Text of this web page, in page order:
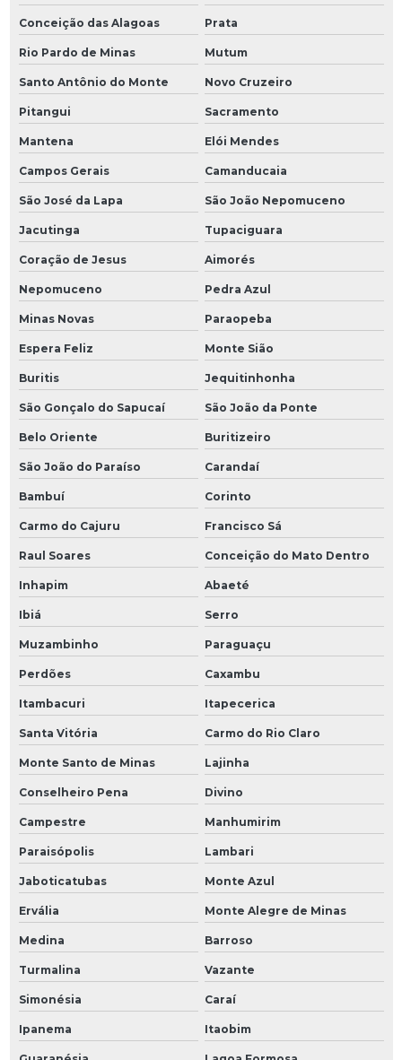
Conceição das Alagoas Prata
Rio Pardo de Minas Mutum
Santo Antônio do Monte Novo Cruzeiro
Pitangui Sacramento
Mantena Elói Mendes
Campos Gerais Camanducaia
São José da Lapa São João Nepomuceno
Jacutinga Tupaciguara
Coração de Jesus Aimorés
Nepomuceno Pedra Azul
Minas Novas Paraopeba
Espera Feliz Monte Sião
Buritis Jequitinhonha
São Gonçalo do Sapucaí São João da Ponte
Belo Oriente Buritizeiro
São João do Paraíso Carandaí
Bambuí Corinto
Carmo do Cajuru Francisco Sá
Raul Soares Conceição do Mato Dentro
Inhapim Abaeté
Ibiá Serro
Muzambinho Paraguaçu
Perdões Caxambu
Itambacuri Itapecerica
Santa Vitória Carmo do Rio Claro
Monte Santo de Minas Lajinha
Conselheiro Pena Divino
Campestre Manhumirim
Paraisópolis Lambari
Jaboticatubas Monte Azul
Ervália Monte Alegre de Minas
Medina Barroso
Turmalina Vazante
Simonésia Caraí
Ipanema Itaobim